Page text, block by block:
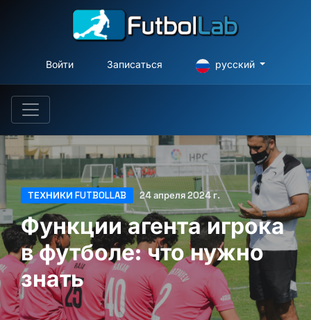
Войти Записаться русский
ТЕХНИКИ FUTBOLLAB 24 апреля 2024 г.
Функции агента игрока
в футболе: что нужно
знать